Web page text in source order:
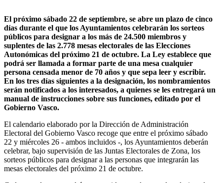
El próximo sábado 22 de septiembre, se abre un plazo de cinco
días durante el que los Ayuntamientos celebrarán los sorteos
públicos para designar a los más de 24.500 miembros y
suplentes de las 2.778 mesas electorales de las Elecciones
Autonómicas del próximo 21 de octubre. La Ley establece que
podrá ser llamada a formar parte de una mesa cualquier
persona censada menor de 70 años y que sepa leer y escribir.
En los tres días siguientes a la designación, los nombramientos
serán notificados a los interesados, a quienes se les entregará un
manual de instrucciones sobre sus funciones, editado por el
Gobierno Vasco.
El calendario elaborado por la Dirección de Administración
Electoral del Gobierno Vasco recoge que entre el próximo sábado
22 y miércoles 26 - ambos incluidos -, los Ayuntamientos deberán
celebrar, bajo supervisión de las Juntas Electorales de Zona, los
sorteos públicos para designar a las personas que integrarán las
mesas electorales del próximo 21 de octubre.